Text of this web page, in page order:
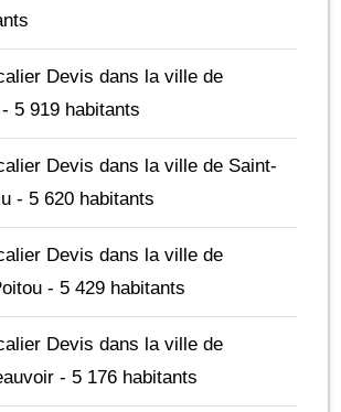
Devis dans la ville de
- 5 919 habitants
Devis dans la ville de Saint-
- 5 620 habitants
Devis dans la ville de
- 5 429 habitants
Devis dans la ville de
- 5 176 habitants